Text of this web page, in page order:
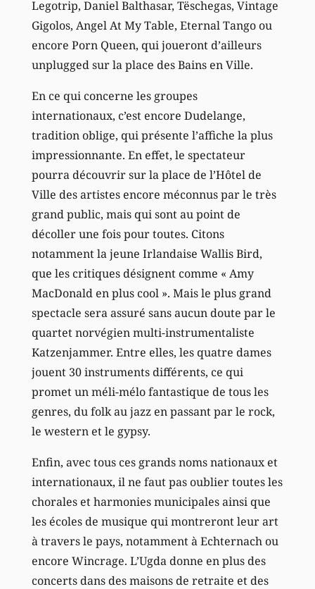
Legotrip, Daniel Balthasar, Tëschegas, Vintage
Gigolos, Angel At My Table, Eternal Tango ou
encore Porn Queen, qui joueront d’ailleurs
unplugged sur la place des Bains en Ville.
En ce qui concerne les groupes
internationaux, c’est encore Dudelange,
tradition oblige, qui présente l’affiche la plus
impressionnante. En effet, le spectateur
pourra découvrir sur la place de l’Hôtel de
Ville des artistes encore méconnus par le très
grand public, mais qui sont au point de
décoller une fois pour toutes. Citons
notamment la jeune Irlandaise Wallis Bird,
que les critiques désignent comme « Amy
MacDonald en plus cool ». Mais le plus grand
spectacle sera assuré sans aucun doute par le
quartet norvégien multi-instrumentaliste
Katzenjammer. Entre elles, les quatre dames
jouent 30 instruments différents, ce qui
promet un méli-mélo fantastique de tous les
genres, du folk au jazz en passant par le rock,
le western et le gypsy.
Enfin, avec tous ces grands noms nationaux et
internationaux, il ne faut pas oublier toutes les
chorales et harmonies municipales ainsi que
les écoles de musique qui montreront leur art
à travers le pays, notamment à Echternach ou
encore Wincrage. L’Ugda donne en plus des
concerts dans des maisons de retraite et des